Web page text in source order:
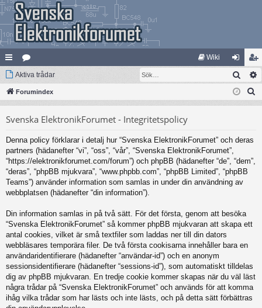
na
bb
ar
at
eg
Wiki
og
ga
li
m
m
Aktiva trådar Sök
Forumindex
Svenska ElektronikForumet - Integritetspolicy
Denna policy förklarar i detalj hur “Svenska ElektronikForumet” och deras
partners (hädanefter “vi”, “oss”, “vår”, “Svenska ElektronikForumet”,
“https://elektronikforumet.com/forum”) och phpBB (hädanefter “de”, “dem”,
“deras”, “phpBB mjukvara”, “www.phpbb.com”, “phpBB Limited”, “phpBB
Teams”) använder information som samlas in under din användning av
webbplatsen (hädanefter “din information”).
Din information samlas in på två sätt. För det första, genom att besöka
“Svenska ElektronikForumet” så kommer phpBB mjukvaran att skapa ett
antal cookies, vilket är små textfiler som laddas ner till din dators
webbläsares temporära filer. De två första cookisarna innehåller bara en
användaridentifierare (hädanefter “användar-id”) och en anonym
sessionsidentifierare (hädanefter “sessions-id”), som automatiskt tilldelas
dig av phpBB mjukvaran. En tredje cookie kommer skapas när du väl läst
några trådar på “Svenska ElektronikForumet” och används för att komma
ihåg vilka trådar som har lästs och inte lästs, och på detta sätt förbättras